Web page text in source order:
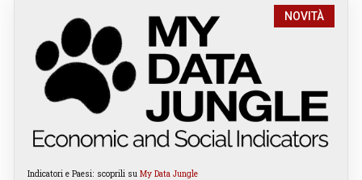
NOVITÀ
Indicatori e Paesi: scoprili su My Data Jungle